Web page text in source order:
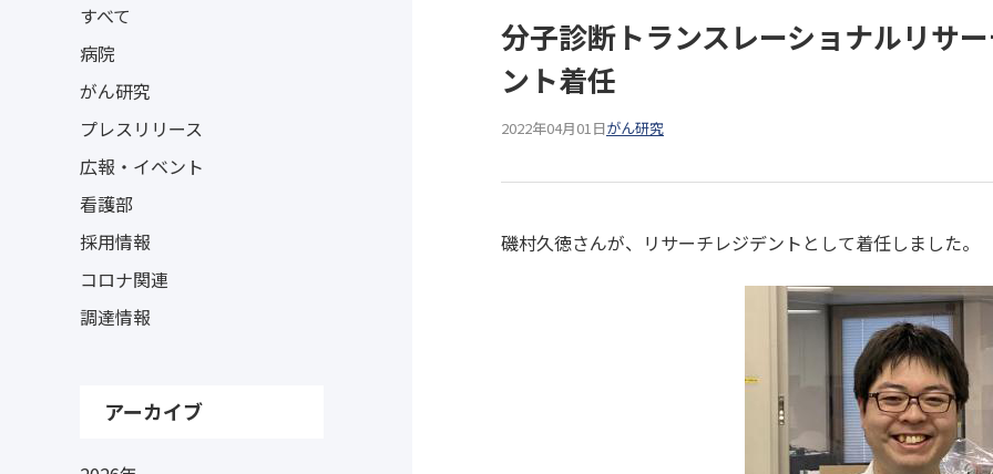
すべて
病院
がん研究
プレスリリース
広報・イベント
看護部
採用情報
コロナ関連
調達情報
アーカイブ
分子診断トランスレーショナルリサ
ント着任
2022年04月01日がん研究
磯村久徳さんが、リサーチレジデントとして着任しました。